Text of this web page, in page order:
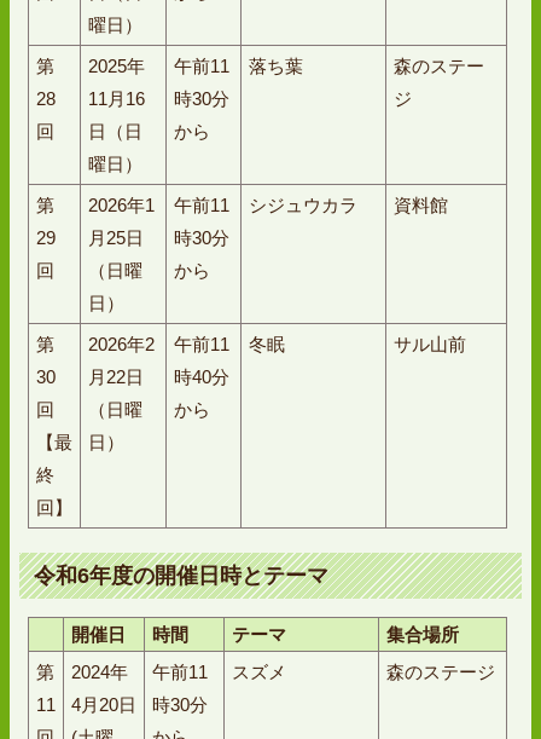
曜日）
第
28
回
2025年
11月16
日（日
曜日）
午前11
時30分
から
落ち葉
森のステー
ジ
第
29
回
2026年1
月25日
（日曜
日）
午前11
時30分
から
シジュウカラ 資料館
第
30
回
【最
終
回】
2026年2
月22日
（日曜
日）
午前11
時40分
から
冬眠 サル山前
令和6年度の開催日時とテーマ
開催日 時間 テーマ
集合場所
第
11
2024年
4月20日
午前11
時30分
スズメ 森のステージ